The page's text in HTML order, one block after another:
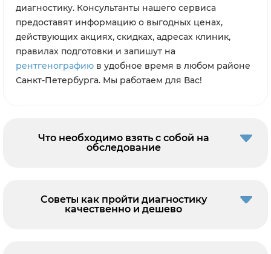
диагностику. Консультанты нашего сервиса
предоставят информацию о выгодных ценах,
действующих акциях, скидках, адресах клиник,
правилах подготовки и запишут на
рентгенографию в удобное время в любом районе
Санкт-Петербурга. Мы работаем для Вас!
Что необходимо взять с собой на
обследование
Советы как пройти диагностику
качественно и дешево